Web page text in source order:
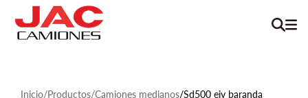
Inicio/Productos/Camiones medianos/Sd500 eiv baranda